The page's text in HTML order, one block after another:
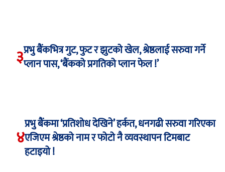
३प्रभु बैंकभित्र गुट, फुट र झुटको खेल, श्रेष्ठलाई सरुवा गर्ने
प्लान पास, ‘बैंकको प्रगतिको प्लान फेल !’
४
प्रभु बैंकमा ‘प्रतिशोध देखिने’ हर्कत, धनगढी सरुवा गरिएका
एजिएम श्रेष्ठको नाम र फोटो नै व्यवस्थापन टिमबाट
हटाइयो !